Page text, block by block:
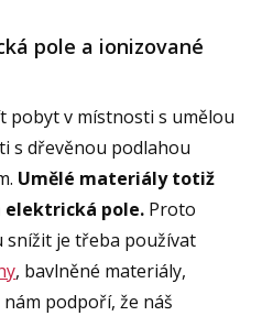
pole a ionizované
pobyt v místnosti s umělou
s dřevěnou podlahou
Umělé materiály totiž
pole. Proto
snížit je třeba používat
, bavlněné materiály,
podpoří, že náš